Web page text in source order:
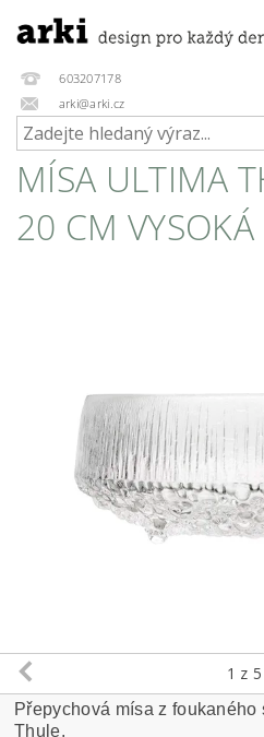
603207178
arki@arki.cz
MÍSA ULTIMA
20 CM VYSOKÁ
1 z 5
Přepychová mísa z
Thule.